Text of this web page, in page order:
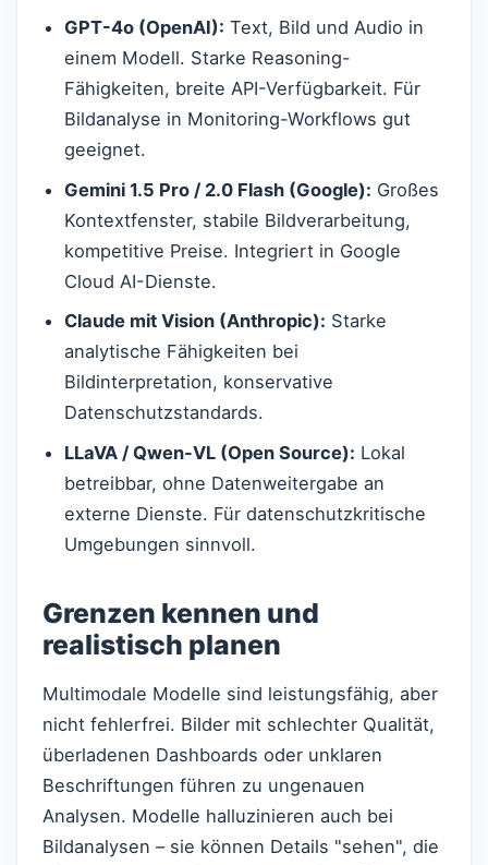
GPT-4o (OpenAI): Text, Bild und Audio in
einem Modell. Starke Reasoning-
Fähigkeiten, breite API-Verfügbarkeit. Für
Bildanalyse in Monitoring-Workflows gut
geeignet.
Gemini 1.5 Pro / 2.0 Flash (Google): Großes
Kontextfenster, stabile Bildverarbeitung,
kompetitive Preise. Integriert in Google
Cloud AI-Dienste.
Claude mit Vision (Anthropic): Starke
analytische Fähigkeiten bei
Bildinterpretation, konservative
Datenschutzstandards.
LLaVA / Qwen-VL (Open Source): Lokal
betreibbar, ohne Datenweitergabe an
externe Dienste. Für datenschutzkritische
Umgebungen sinnvoll.
Grenzen kennen und
realistisch planen
Multimodale Modelle sind leistungsfähig, aber
nicht fehlerfrei. Bilder mit schlechter Qualität,
überladenen Dashboards oder unklaren
Beschriftungen führen zu ungenauen
Analysen. Modelle halluzinieren auch bei
Bildanalysen – sie können Details "sehen", die